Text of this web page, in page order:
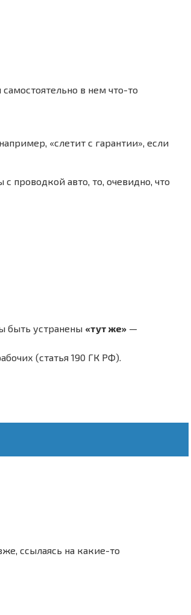
в нем что-то
«слетит с гарантии», если
проводкой авто, то, очевидно, что
быть устранены «тут же» —
(статья 190 ГК РФ).
ссылаясь на какие-то